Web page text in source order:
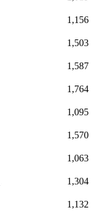
1,156
1,503
1,587
1,764
1,095
1,570
1,063
1,304
1,132